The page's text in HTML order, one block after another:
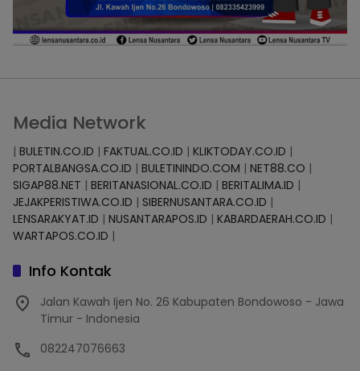
Media Network
| BULETIN.CO.ID | FAKTUAL.CO.ID | KLIKTODAY.CO.ID |
PORTALBANGSA.CO.ID | BULETININDO.COM | NET88.CO |
SIGAP88.NET | BERITANASIONAL.CO.ID | BERITALIMA.ID |
JEJAKPERISTIWA.CO.ID | SIBERNUSANTARA.CO.ID |
LENSARAKYAT.ID | NUSANTARAPOS.ID | KABARDAERAH.CO.ID |
WARTAPOS.CO.ID |
Info Kontak
Jalan Kawah Ijen No. 26 Kabupaten Bondowoso - Jawa
Timur - Indonesia
082247076663